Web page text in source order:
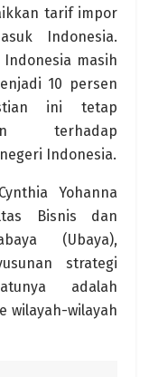
tarif impor
Indonesia.
masih
10 persen
ini tetap
terhadap
Indonesia.
Yohanna
Bisnis dan
(Ubaya),
strategi
adalah
wilayah-wilayah